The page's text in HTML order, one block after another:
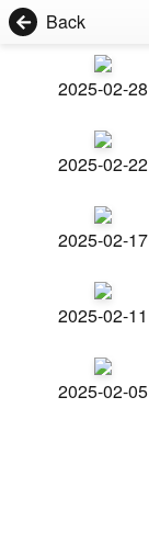
Back
2025-02-28
2025-02-22
2025-02-17
2025-02-11
2025-02-05